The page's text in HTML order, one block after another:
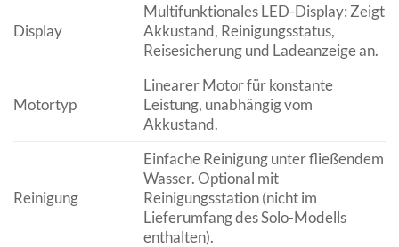
Display
Multifunktionales LED-Display: Zeigt
Akkustand, Reinigungsstatus,
Reisesicherung und Ladeanzeige an.
Motortyp
Linearer Motor für konstante
Leistung, unabhängig vom
Akkustand.
Reinigung
Einfache Reinigung unter fließendem
Wasser. Optional mit
Reinigungsstation (nicht im
Lieferumfang des Solo-Modells
enthalten).